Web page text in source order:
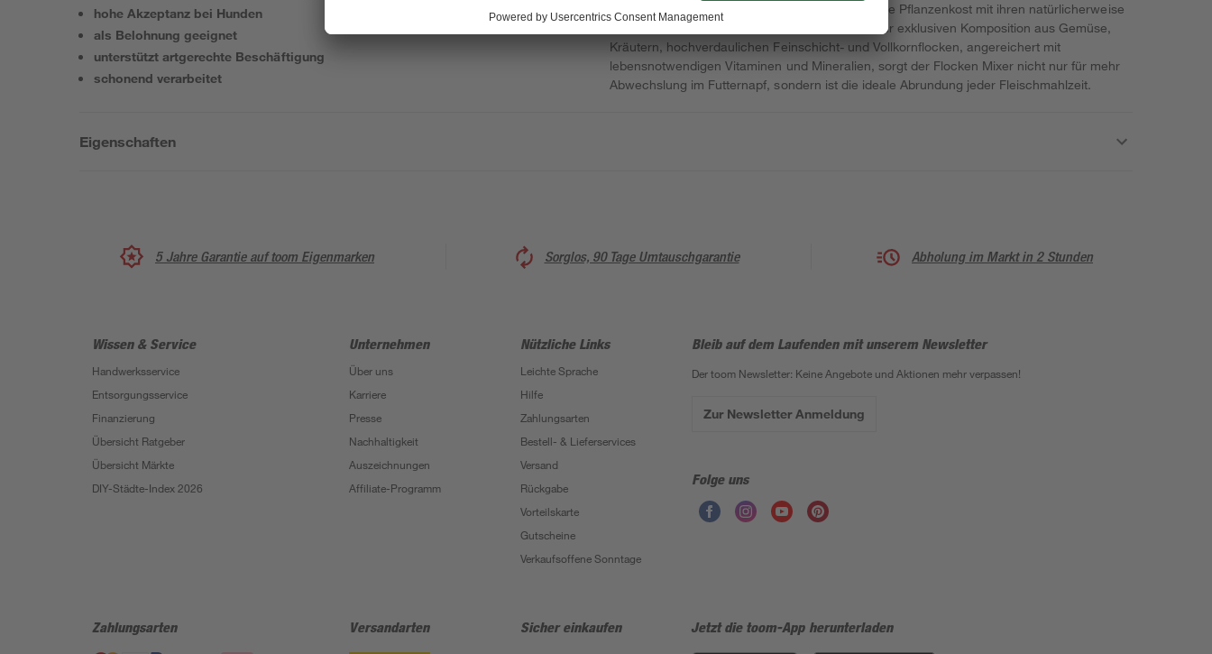
hohe Akzeptanz bei Hunden
als Belohnung geeignet
unterstützt artgerechte Beschäftigung
schonend verarbeitet
dieser gehört eine vielfältige und hochverdauliche Pflanzenkost mit ihren natürlicherweise
enthaltenen Wirk- und Ballaststoffen. Dank seiner exklusiven Komposition aus Gemüse,
Kräutern, hochverdaulichen Feinschicht- und Vollkornflocken, angereichert mit
lebensnotwendigen Vitaminen und Mineralien, sorgt der Flocken Mixer nicht nur für mehr
Abwechslung im Futternapf, sondern ist die ideale Abrundung jeder Fleischmahlzeit.
Eigenschaften
5 Jahre Garantie auf toom Eigenmarken Sorglos, 90 Tage Umtauschgarantie Abholung im Markt in 2 Stunden
Wissen & Service
Handwerksservice
Entsorgungsservice
Finanzierung
Übersicht Ratgeber
Übersicht Märkte
DIY-Städte-Index 2026
Unternehmen
Über uns
Karriere
Presse
Nachhaltigkeit
Auszeichnungen
Affiliate-Programm
Nützliche Links
Leichte Sprache
Hilfe
Zahlungsarten
Bestell- & Lieferservices
Versand
Rückgabe
Vorteilskarte
Gutscheine
Verkaufsoffene Sonntage
Bleib auf dem Laufenden mit unserem Newsletter
Der toom Newsletter: Keine Angebote und Aktionen mehr verpassen!
Zur Newsletter Anmeldung
Folge uns
Zahlungsarten Versandarten Sicher einkaufen Jetzt die toom-App herunterladen